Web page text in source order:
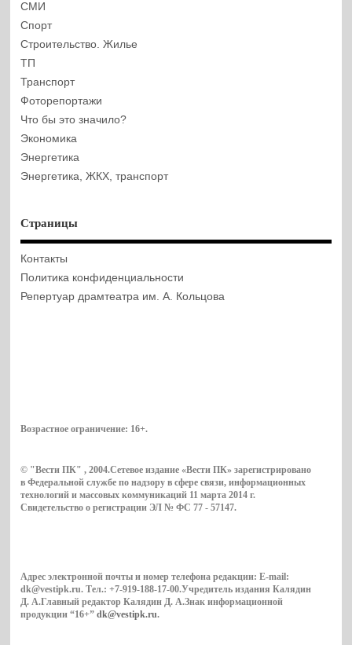
СМИ
Спорт
Строительство. Жилье
ТП
Транспорт
Фоторепортажи
Что бы это значило?
Экономика
Энергетика
Энергетика, ЖКХ, транспорт
Страницы
Контакты
Политика конфиденциальности
Репертуар драмтеатра им. А. Кольцова
Возрастное ограничение: 16+.
© "Вести ПК" , 2004.Сетевое издание «Вести ПК» зарегистрировано
в Федеральной службе по надзору в сфере связи, информационных
технологий и массовых коммуникаций 11 марта 2014 г.
Свидетельство о регистрации ЭЛ № ФС 77 - 57147.
Адрес электронной почты и номер телефона редакции: E-mail:
dk@vestipk.ru. Тел.: +7-919-188-17-00.Учредитель издания Калядин
Д. А.Главный редактор Калядин Д. А.Знак информационной
продукции “16+”dk@vestipk.ru.